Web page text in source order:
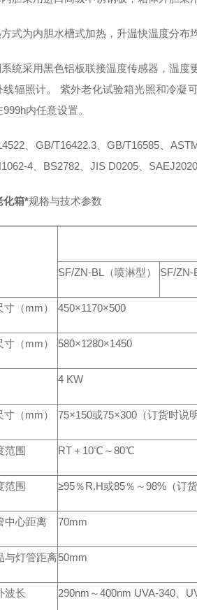
式为内胆水槽式加热，升温快温度分布
统采用黑色铝板联接温度传感器，温
线辐照计。 紫外老化试验箱光照和冷凝
内任意设置。
、GB/T16422.3、GB/T16585、
4、BS2782、JIS D0205、
化箱*规格与技术参数
SF/ZN-BL（喷淋型） SF/ZN-
（mm） 450×1170×500
（mm） 580×1280×1450
4 KW
（mm） 75×150或75×300（订货时说明
范围 RT＋10℃～80℃
范围 ≥95％R.H或85％～98%（订货
中心距离 70mm
与灯管距离50mm
波长 290nm～400nm UVA-340、